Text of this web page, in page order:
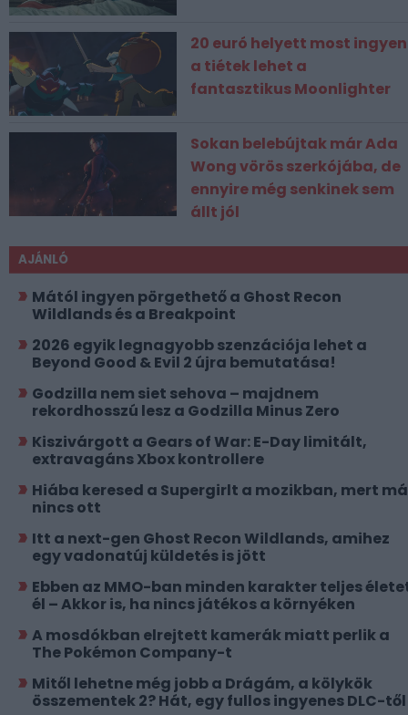
20 euró helyett most ingyen
a tiétek lehet a
fantasztikus Moonlighter
Sokan belebújtak már Ada
Wong vörös szerkójába, de
ennyire még senkinek sem
állt jól
AJÁNLÓ
Mától ingyen pörgethető a Ghost Recon
Wildlands és a Breakpoint
2026 egyik legnagyobb szenzációja lehet a
Beyond Good & Evil 2 újra bemutatása!
Godzilla nem siet sehova – majdnem
rekordhosszú lesz a Godzilla Minus Zero
Kiszivárgott a Gears of War: E-Day limitált,
extravagáns Xbox kontrollere
Hiába keresed a Supergirlt a mozikban, mert
nincs ott
Itt a next-gen Ghost Recon Wildlands, amihez
egy vadonatúj küldetés is jött
Ebben az MMO-ban minden karakter teljes
él – Akkor is, ha nincs játékos a környéken
A mosdókban elrejtett kamerák miatt perlik a
The Pokémon Company-t
Mitől lehetne még jobb a Drágám, a kölykök
összementek 2? Hát, egy fullos ingyenes DLC-